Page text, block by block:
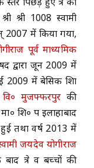
श्री 1008 स्वामी
2007 में किया गया,
पूर्व माध्यमिक
द्वारा जून 2009 में
में बेसिक शिक्षा
वि० मुजफ्फरपुर की
शि० प इलाहाबाद
हुई तथा वर्ष 2013 में
जयदेव योगीराज
क्षेत्र व बच्चों की